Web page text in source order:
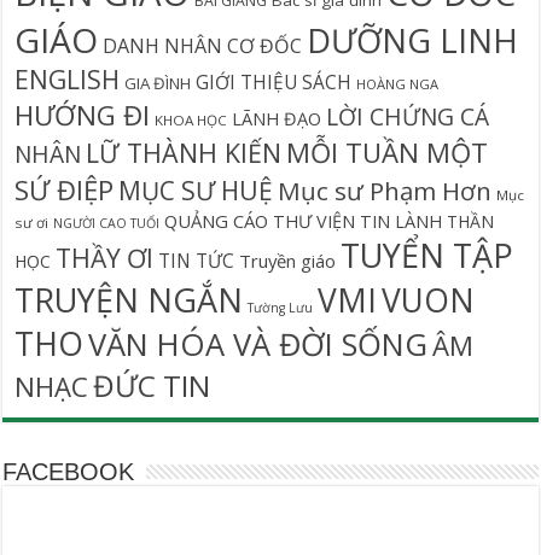
GIÁO DANH NHÂN CƠ ĐỐC DƯỠNG LINH
ENGLISH GIA ĐÌNH GIỚI THIỆU SÁCH HOÀNG NGA
HƯỚNG ĐI KHOA HỌC LÃNH ĐẠO LỜI CHỨNG CÁ
NHÂN LỮ THÀNH KIẾN MỖI TUẦN MỘT
SỨ ĐIỆP MỤC SƯ HUỆ Mục sư Phạm Hơn Mục
sư ơi NGƯỜI CAO TUỔI QUẢNG CÁO THƯ VIỆN TIN LÀNH THẦN
HỌC THẦY ƠI TIN TỨC Truyền giáo TUYỂN TẬP
TRUYỆN NGẮN Tường Lưu VMIVUON
THOVĂN HÓA VÀ ĐỜI SỐNGÂM
NHẠCĐỨC TIN
FACEBOOK